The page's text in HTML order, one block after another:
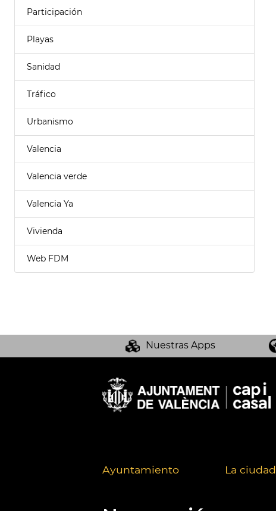
Participación
Playas
Sanidad
Tráfico
Urbanismo
Valencia
Valencia verde
Valencia Ya
Vivienda
Web FDM
Nuestras Apps
Ayuntamiento La ciudad